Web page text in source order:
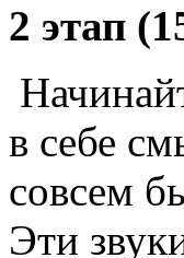
2 этап
в себе
совсем
Эти